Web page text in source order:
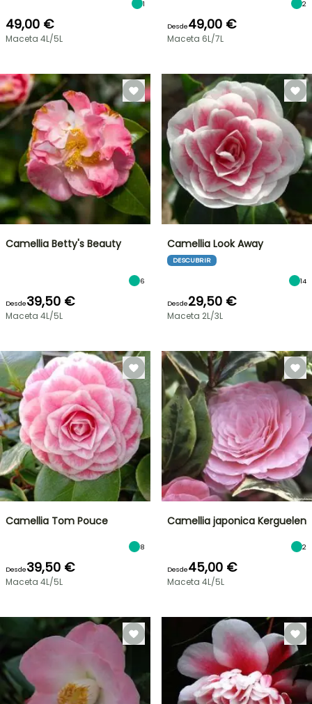
1
49,00 €
Maceta 4L/5L
2
Desde49,00 €
Maceta 6L/7L
Camellia Betty's Beauty
6
Desde39,50 €
Maceta 4L/5L
Camellia Look Away
DESCUBRIR
14
Desde29,50 €
Maceta 2L/3L
Camellia Tom Pouce
8
Desde39,50 €
Maceta 4L/5L
Camellia japonica Kerguelen
2
Desde45,00 €
Maceta 4L/5L